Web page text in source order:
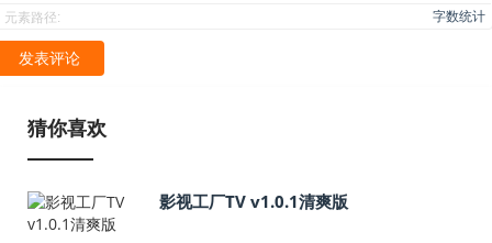
元素路径: 字数统计
发表评论
猜你喜欢
影视工厂TV v1.0.1清爽版